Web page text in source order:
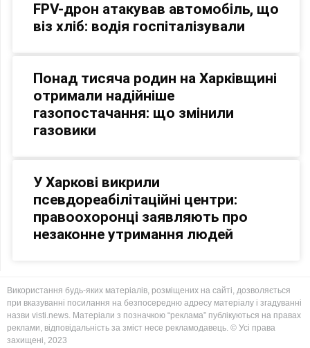
FPV-дрон атакував автомобіль, що
віз хліб: водія госпіталізували
Понад тисяча родин на Харківщині
отримали надійніше
газопостачання: що змінили
газовики
У Харкові викрили
псевдореабілітаційні центри:
правоохоронці заявляють про
незаконне утримання людей
Використання будь-яких матеріалів, розміщених на сайті, дозволяється
при вказуванні посилання на безпосередню адресу матеріалу і згадуванні
назви visti.news. Матеріали з позначкою “реклама” публікуються на правах
реклами, відповідальність за зміст несе рекламодавець. © Усі права
захищені, 2023